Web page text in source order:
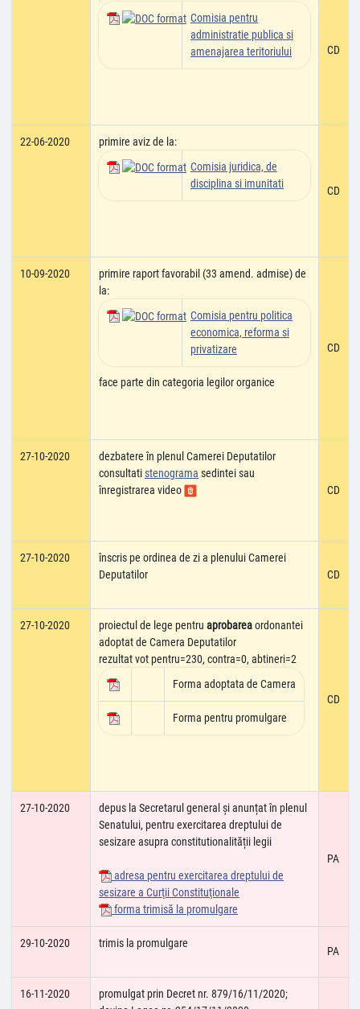
Comisia pentru
administratie publica si
amenajarea teritoriului
CD
22-06-2020
primire aviz de la:
Comisia juridica, de
disciplina si imunitati
CD
10-09-2020
primire raport favorabil (33 amend. admise) de
la:
Comisia pentru politica
economica, reforma si
privatizare
face parte din categoria legilor organice
CD
27-10-2020
dezbatere în plenul Camerei Deputatilor
consultatistenograma sedintei sau
înregistrarea video
CD
27-10-2020
înscris pe ordinea de zi a plenului Camerei
Deputatilor
CD
27-10-2020 proiectul de lege pentru aprobareaordonantei
adoptat de Camera Deputatilor
rezultat vot pentru=230, contra=0, abtineri=2
Forma adoptata de Camera
Forma pentru promulgare
CD
27-10-2020
depus la Secretarul general și anunțat în plenul
Senatului, pentru exercitarea dreptului de
sesizare asupra constitutionalității legii
adresa pentru exercitarea dreptului de
sesizare a Curţii Constituţionale
forma trimisă la promulgare
PA
29-10-2020 trimis la promulgare
PA
16-11-2020
promulgat prin Decret nr. 879/16/11/2020;